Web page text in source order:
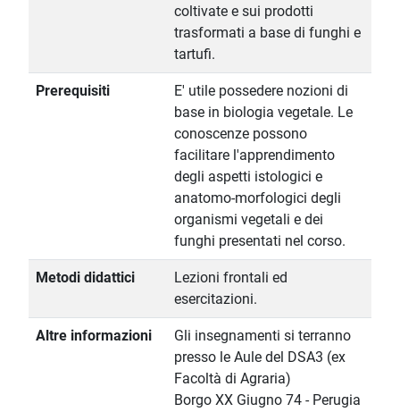
coltivate e sui prodotti
trasformati a base di funghi e
tartufi.
Prerequisiti
E' utile possedere nozioni di
base in biologia vegetale. Le
conoscenze possono
facilitare l'apprendimento
degli aspetti istologici e
anatomo-morfologici degli
organismi vegetali e dei
funghi presentati nel corso.
Metodi didattici
Lezioni frontali ed
esercitazioni.
Altre informazioni
Gli insegnamenti si terranno
presso le Aule del DSA3 (ex
Facoltà di Agraria)
Borgo XX Giugno 74 - Perugia